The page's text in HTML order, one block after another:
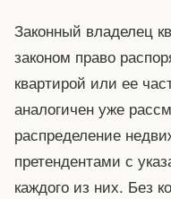
Законный владелец
законом право
квартирой или ее
аналогичен уже
распределение
претендентами с
каждого из них. Без